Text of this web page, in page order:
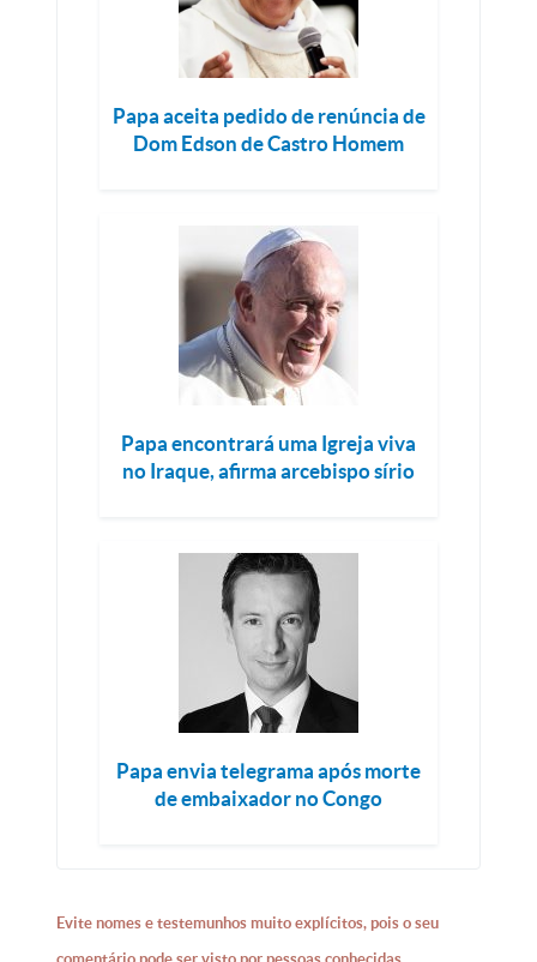
Papa aceita pedido de renúncia de
Dom Edson de Castro Homem
Papa encontrará uma Igreja viva
no Iraque, afirma arcebispo sírio
Papa envia telegrama após morte
de embaixador no Congo
Evite nomes e testemunhos muito explícitos, pois o seu